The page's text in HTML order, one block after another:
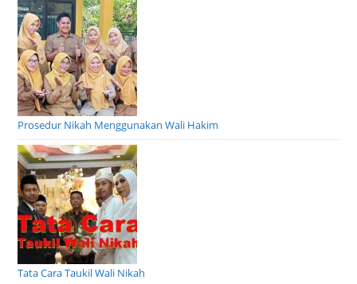
Prosedur Nikah Menggunakan Wali Hakim
Tata Cara Taukil Wali Nikah